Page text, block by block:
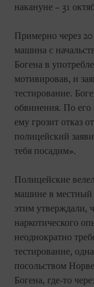
накануне – 31
Примерно через
машина с
Богена в
мотивировав, и
тестирование.
обвинения. По его
ему грозит отказ
полицейский
тебя посадим».
Полицейские
машине в местный
этим утверждали,
наркотического
неоднократно
тестирование,
посольством
Богена, где-то